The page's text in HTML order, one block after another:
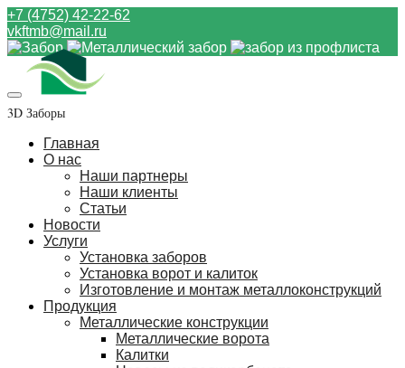
+7 (4752) 42-22-62
vkftmb@mail.ru
3D Заборы
Главная
О нас
Наши партнеры
Наши клиенты
Статьи
Новости
Услуги
Установка заборов
Установка ворот и калиток
Изготовление и монтаж металлоконструкций
Продукция
Металлические конструкции
Металлические ворота
Калитки